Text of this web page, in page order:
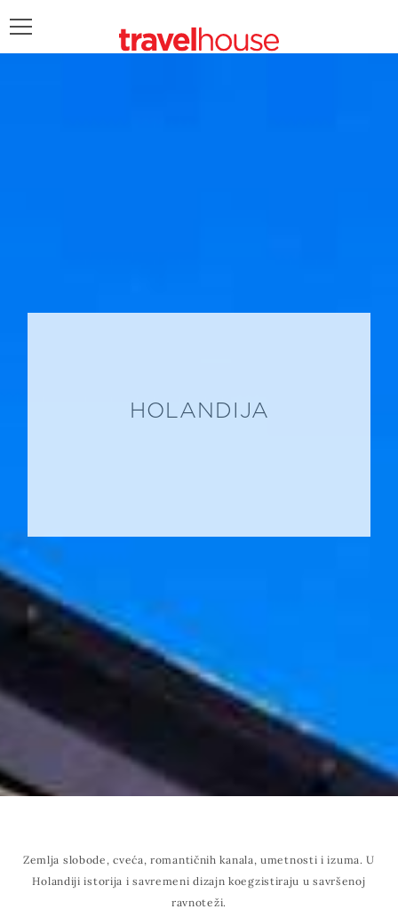
HOLANDIJA
Zemlja slobode, cveća, romantičnih kanala, umetnosti i izuma. U
Holandiji istorija i savremeni dizajn koegzistiraju u savršenoj
ravnoteži.